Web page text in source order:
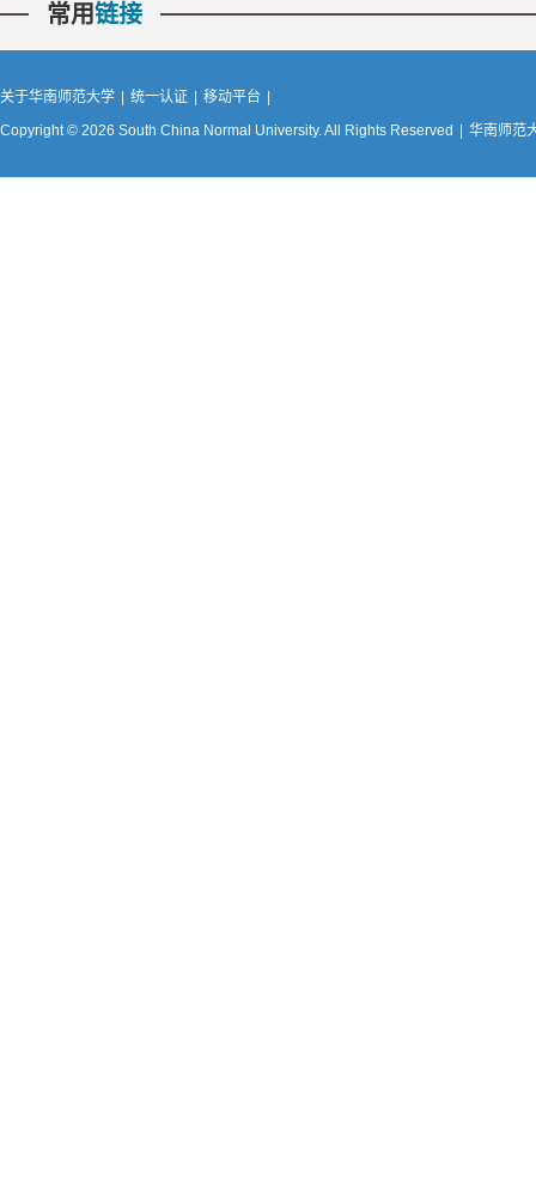
常用链接
关于华南师范大学 统一认证 移动平台
Copyright © 2026 South China Normal University. All Rights Reserved
华南师范